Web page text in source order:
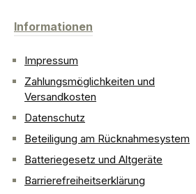
Informationen
Impressum
Zahlungsmöglichkeiten und
Versandkosten
Datenschutz
Beteiligung am Rücknahmesystem
Batteriegesetz und Altgeräte
Barrierefreiheitserklärung